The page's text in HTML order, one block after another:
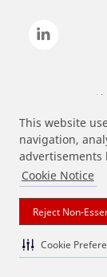
This website
navigation,
advertisements
Cookie Notice
Reject Non-
Cookie